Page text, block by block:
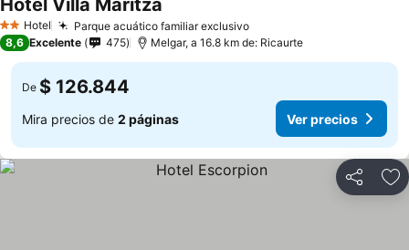
2 Estrellas
Hotel Parque acuático familiar exclusivo
Hotel Villa Maritza
8,6 Excelente 475 Melgar, a 16.8 km de: Ricaurte
De $ 126.844
Mira precios de 2 páginas Ver precios
Compartir